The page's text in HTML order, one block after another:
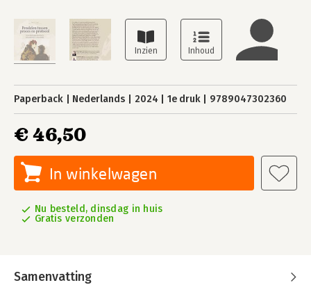
Paperback Nederlands 2024 1e druk 9789047302360
€ 46,50
In winkelwagen
Nu besteld, dinsdag in huis
Gratis verzonden
Samenvatting